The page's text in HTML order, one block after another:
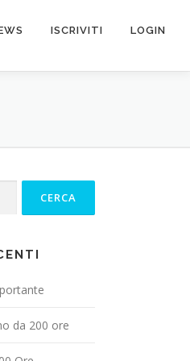
ISCRIVITI LOGIN
da 200 ore